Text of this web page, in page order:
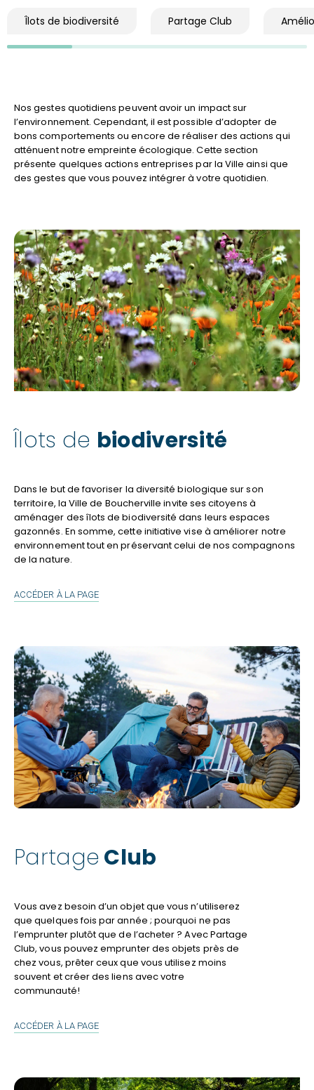
Îlots de biodiversité Partage Club
Nos gestes quotidiens peuvent avoir un impact sur
l’environnement. Cependant, il est possible d’adopter de
bons comportements ou encore de réaliser des actions qui
atténuent notre empreinte écologique. Cette section
présente quelques actions entreprises par la Ville ainsi que
des gestes que vous pouvez intégrer à votre quotidien.
Îlots de biodiversité
Dans le but de favoriser la diversité biologique sur son
territoire, la Ville de Boucherville invite ses citoyens à
aménager des îlots de biodiversité dans leurs espaces
gazonnés. En somme, cette initiative vise à améliorer notre
environnement tout en préservant celui de nos compagnons
de la nature.
ACCÉDER À LA PAGEÎLOTS
Partage Club
Vous avez besoin d’un objet que vous n’utiliserez
que quelques fois par année ; pourquoi ne pas
l’emprunter plutôt que de l’acheter ? Avec Partage
Club, vous pouvez emprunter des objets près de
chez vous, prêter ceux que vous utilisez moins
souvent et créer des liens avec votre
communauté!
ACCÉDER À LA PAGEPARTAGE